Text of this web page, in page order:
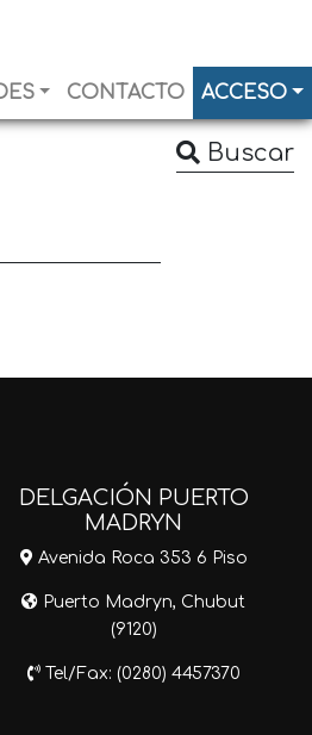
CONTACTO ACCESO
Buscar
DELGACIÓN PUERTO
MADRYN
Avenida Roca 353 6 Piso
Puerto Madryn, Chubut
(9120)
Tel/Fax: (0280) 4457370